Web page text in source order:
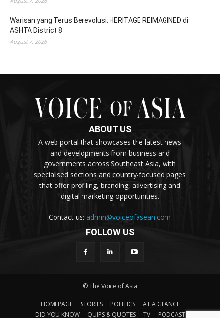
Warisan yang Terus Berevolusi: HERITAGE REIMAGINED di
ASHTA District 8
August 7, 2026
ABOUT US
A web portal that showcases the latest news
and developments from business and
governments across Southeast Asia, with
specialised sections and country-focused pages
that offer profiling, branding, advertising and
digital marketing opportunities.
Contact us:admin@voiceofasean.com
FOLLOW US
© The Voice of Asia
HOMEPAGE STORIES POLITICS
AT A GLANCE
DID YOU KNOW
QUIPS & QUOTES TV PODCAST